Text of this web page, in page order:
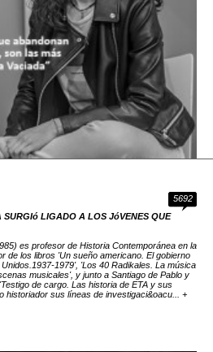
5692
LIGADO A LOS JóVENES QUE
es profesor de Historia Contemporánea en la
de los libros 'Un sueño americano. El gobierno
1979', 'Los 40 Radikales. La música
musicales', y junto a Santiago de Pablo y
de cargo. Las historia de ETA y sus
historiador sus líneas de investigaci&oacu... +